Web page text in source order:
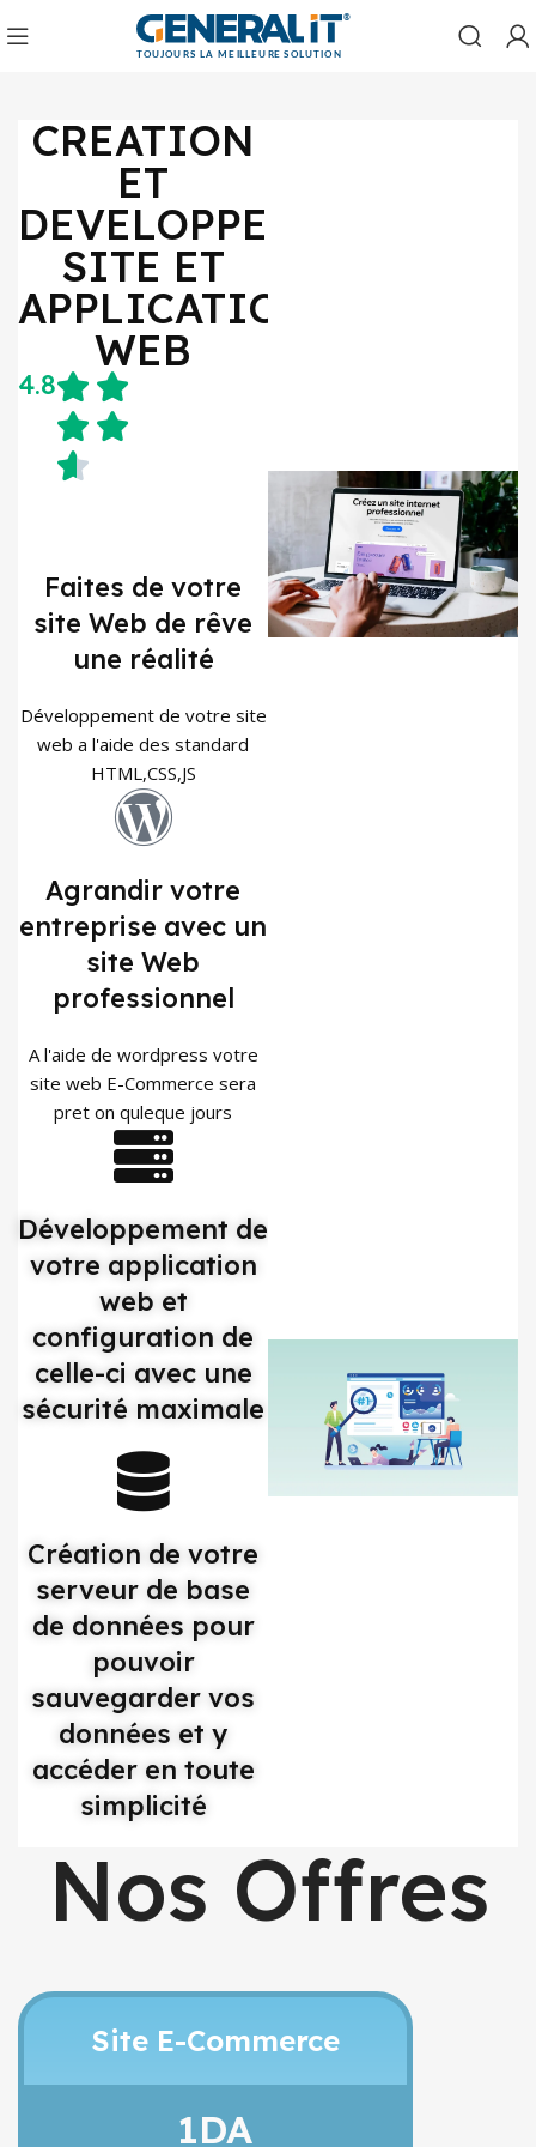
CREATION
ET
DEVELOPPEMENT
SITE ET
APPLICATION
WEB
4.8
Faites de votre
site Web de rêve
une réalité
Développement de votre site
web a l'aide des standard
HTML,CSS,JS
Agrandir votre
entreprise avec un
site Web
professionnel
A l'aide de wordpress votre
site web E-Commerce sera
pret on quleque jours
Développement de
votre application
web et
configuration de
celle-ci avec une
sécurité maximale
Création de votre
serveur de base
de données pour
pouvoir
sauvegarder vos
données et y
accéder en toute
simplicité
Nos Offres
Site E-Commerce
1DA